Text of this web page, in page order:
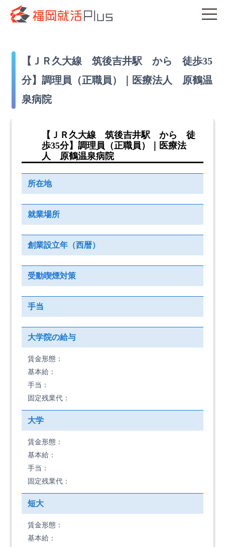
【ＪＲ久大線 筑後吉井駅 から 徒歩35
分】調理員（正職員）｜医療法人 原鶴温
泉病院
【ＪＲ久大線 筑後吉井駅 から 徒
歩35分】調理員（正職員）｜医療法
人 原鶴温泉病院
所在地
就業場所
創業設立年（西暦）
受動喫煙対策
手当
大学院の給与
賃金形態：
基本給：
手当：
固定残業代：
大学
賃金形態：
基本給：
手当：
固定残業代：
短大
賃金形態：
基本給：